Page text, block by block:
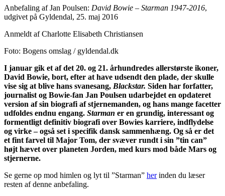
Anbefaling af Jan Poulsen: David Bowie – Starman 1947-2016,
udgivet på Gyldendal, 25. maj 2016
Anmeldt af Charlotte Elisabeth Christiansen
Foto: Bogens omslag / gyldendal.dk
I januar gik et af det 20. og 21. århundredes allerstørste ikoner,
David Bowie, bort, efter at have udsendt den plade, der skulle
vise sig at blive hans svanesang, Blackstar. Siden har forfatter,
journalist og Bowie-fan Jan Poulsen udarbejdet en opdateret
version af sin biografi af stjernemanden, og hans mange facetter
udfoldes endnu engang. Starman er en grundig, interessant og
formentligt definitiv biografi over Bowies karriere, indflydelse
og virke – også set i specifik dansk sammenhæng. Og så er det
et fint farvel til Major Tom, der svæver rundt i sin ”tin can”
højt hævet over planeten Jorden, med kurs mod både Mars og
stjernerne.
Se gerne op mod himlen og lyt til ”Starman” herinden du læser
resten af denne anbefaling.